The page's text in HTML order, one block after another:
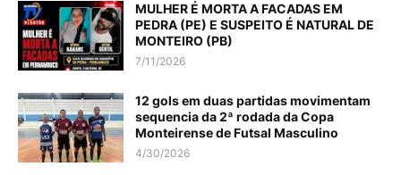
MULHER É MORTA A FACADAS EM
PEDRA (PE) E SUSPEITO É NATURAL DE
MONTEIRO (PB)
7/11/2026
12 gols em duas partidas movimentam
sequencia da 2ª rodada da Copa
Monteirense de Futsal Masculino
4/30/2026